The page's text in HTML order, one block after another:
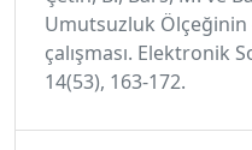
Umutsuzluk
çalışması. Elektronik
14(53), 163-172.